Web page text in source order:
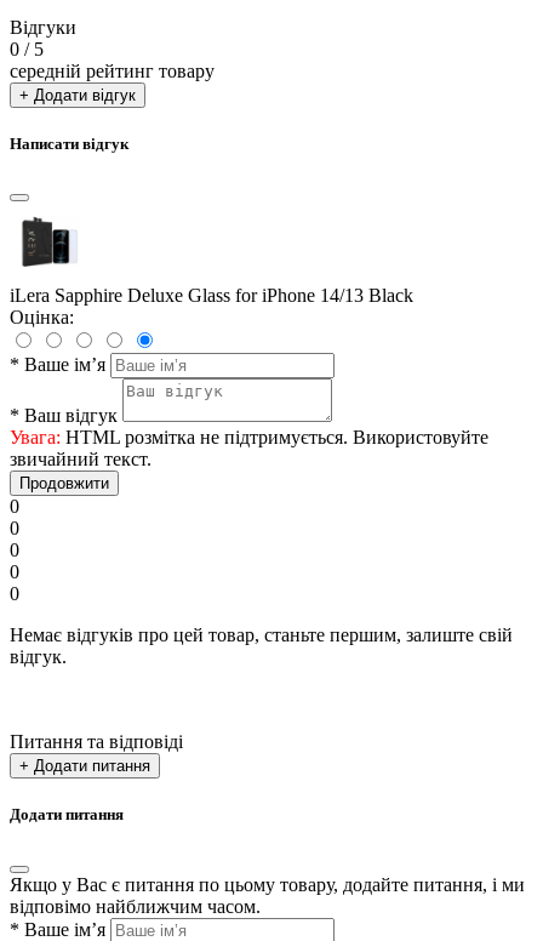
Відгуки
0 / 5
середній рейтинг товару
+ Додати відгук
Написати відгук
iLera Sapphire Deluxe Glass for iPhone 14/13 Black
Оцінка:
* Ваше ім’я
* Ваш відгук
Увага: HTML розмітка не підтримується. Використовуйте
звичайний текст.
Продовжити
0
0
0
0
0
Немає відгуків про цей товар, станьте першим, залиште свій
відгук.
Питання та відповіді
+ Додати питання
Додати питання
Якщо у Вас є питання по цьому товару, додайте питання, і ми
відповімо найближчим часом.
* Ваше ім’я